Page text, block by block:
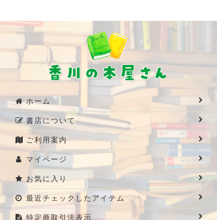
ホーム
書店について
ご利用案内
マイページ
お気に入り
最近チェックしたアイテム
特定商取引法表示